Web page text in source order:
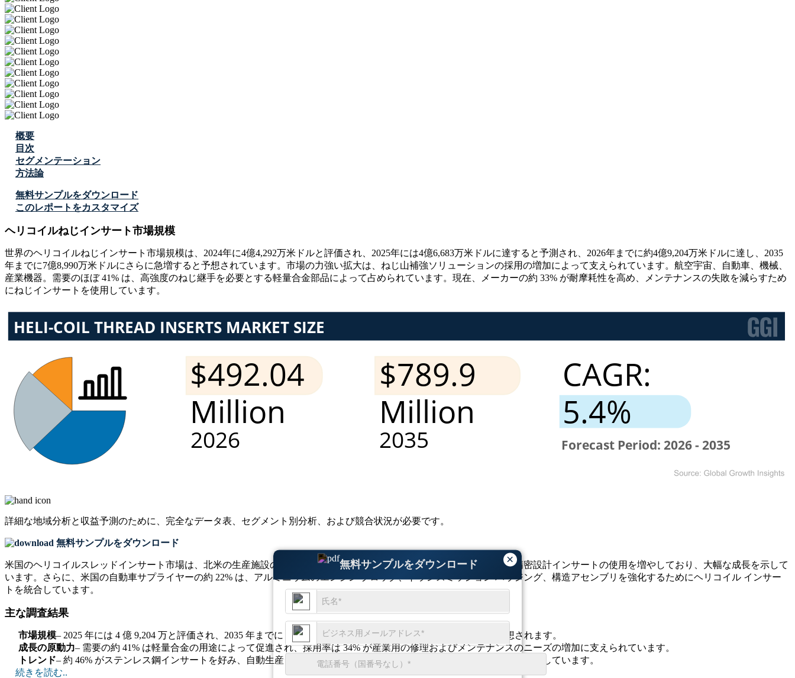
×
無料サンプルをダウンロード
概要
目次
セグメンテーション
方法論
無料サンプルをダウンロード
このレポートをカスタマイズ
ヘリコイルねじインサート市場規模
世界のヘリコイルねじインサート市場規模は、2024年に4億4,292万米ドルと評価され、2025年には4億6,683万米ドルに達すると予測され、2026年までに約4億9,204万米ドルに達し、2035
年までに7億8,990万米ドルにさらに急増すると予想されています。市場の力強い拡大は、ねじ山補強ソリューションの採用の増加によって支えられています。航空宇宙、自動車、機械、
産業機器。需要のほぼ 41% は、高強度のねじ継手を必要とする軽量合金部品によって占められています。現在、メーカーの約 33% が耐摩耗性を高め、メンテナンスの失敗を減らすため
にねじインサートを使用しています。
詳細な地域分析と収益予測のために、 完全なデータ表、セグメント別分析、および競合状況が必要です。
無料サンプルをダウンロード
米国のヘリコイルスレッドインサート市場は、北米の生産施設の約28%が航空宇宙および防衛用途をサポートするために精密設計インサートの使用を増やしており、大幅な成長を示して
います。さらに、米国の自動車サプライヤーの約 22% は、アルミニウムのエンジン ブロック、トランスミッション ハウジング、構造アセンブリを強化するためにヘリコイル インサー
トを統合しています。
主な調査結果
市場規模– 2025 年には 4 億 9,204 万と評価され、2035 年までに 7 億 8,990 万に達し、5.4% の CAGR で成長すると予想されます。
成長の原動力– 需要の約 41% は軽量合金の用途によって促進され、採用率は 34% が産業用の修理およびメンテナンスのニーズの増加に支えられています。
トレンド– 約 46% がステンレス鋼インサートを好み、自動生産システム全体でタングレスインサートの使用が 28% 近く増加しています。
続きを読む..